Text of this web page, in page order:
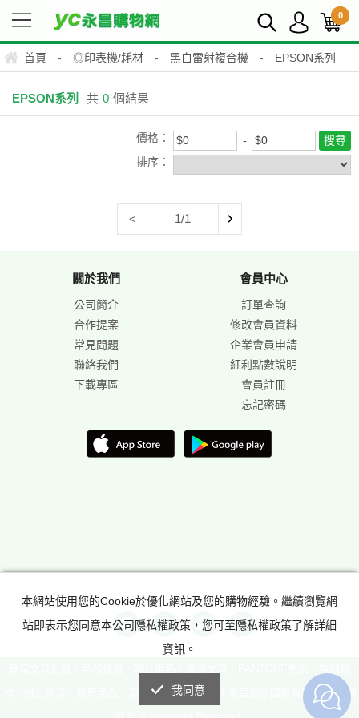
0
首頁 - ◎印表機/耗材 - 黑白雷射複合機 - EPSON系列
EPSON系列 共 0 個結果
價格：
排序：
< 1/1
關於我們
公司簡介
合作提案
常見問題
聯絡我們
下載專區
會員中心
訂單查詢
修改會員資料
企業會員申請
紅利點數說明
會員註冊
忘記密碼
材，辦公傢具，體育用品，滿足所有辦公室需求! 永昌創新國際有限公司 版權
本網站使用您的Cookie於優化網站及您的購物經驗。繼續瀏覽網
站即表示您同意本公司隱私權政策，您可至隱私權政策了解詳細
資訊。
我同意